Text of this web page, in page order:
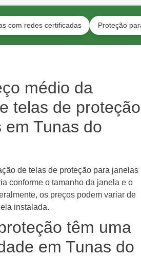
certificadas Proteção para gatos
médio da
telas de proteção
em Tunas do
de telas de proteção para janelas
conforme o tamanho da janela e o
os preços podem variar de
instalada.
têm uma
em Tunas do